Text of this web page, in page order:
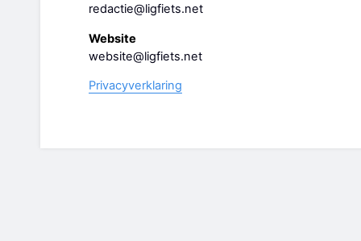
redactie@ligfiets.net
Website
website@ligfiets.net
Privacyverklaring